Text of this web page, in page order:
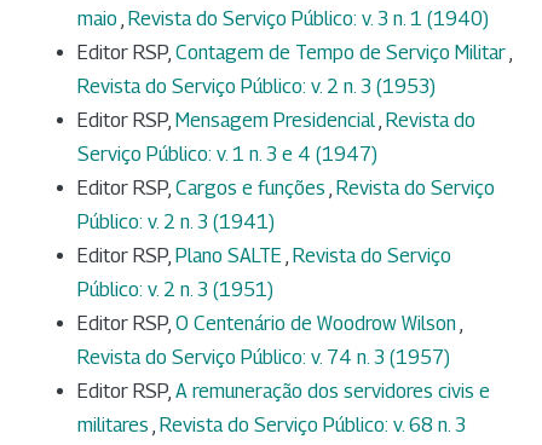
maio , Revista do Serviço Público: v. 3 n. 1 (1940)
Editor RSP, Contagem de Tempo de Serviço Militar,
Revista do Serviço Público: v. 2 n. 3 (1953)
Editor RSP, Mensagem Presidencial, Revista do
Serviço Público: v. 1 n. 3 e 4 (1947)
Editor RSP, Cargos e funções , Revista do Serviço
Público: v. 2 n. 3 (1941)
Editor RSP, Plano SALTE , Revista do Serviço
Público: v. 2 n. 3 (1951)
Editor RSP, O Centenário de Woodrow Wilson ,
Revista do Serviço Público: v. 74 n. 3 (1957)
Editor RSP, A remuneração dos servidores civis e
militares , Revista do Serviço Público: v. 68 n. 3